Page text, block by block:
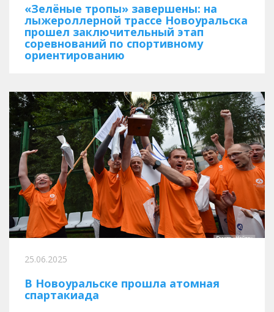
«Зелёные тропы» завершены: на
лыжероллерной трассе Новоуральска
прошел заключительный этап
соревнований по спортивному
ориентированию
25.06.2025
В Новоуральске прошла атомная
спартакиада